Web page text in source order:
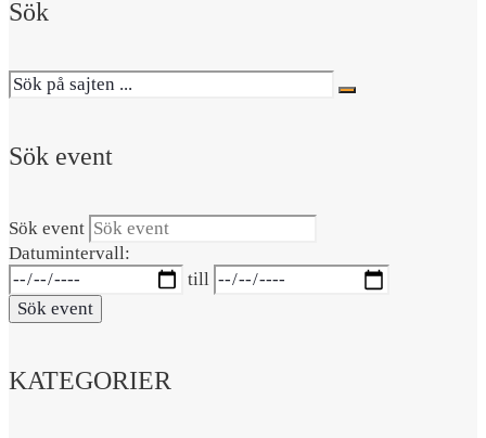
Sök
Sök event
Sök event
Datumintervall:
till
Sök event
KATEGORIER